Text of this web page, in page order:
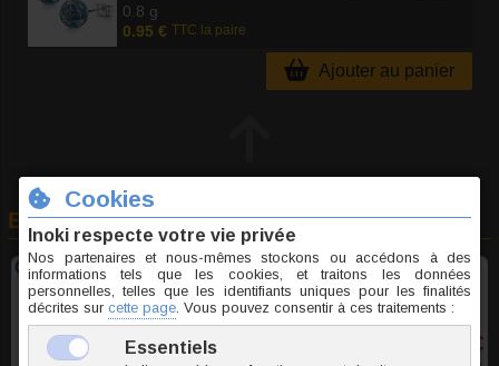
0.8 g
0.95 € TTC la paire
Ajouter au panier
En rapport avec cet article
Clous d'oreille Random Marble E
0,95 €